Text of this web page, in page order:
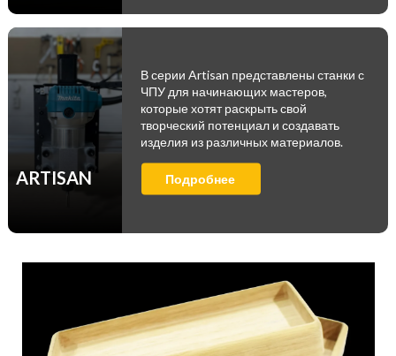
ARTISAN
В серии Artisan представлены станки с
ЧПУ для начинающих мастеров,
которые хотят раскрыть свой
творческий потенциал и создавать
изделия из различных материалов.
Подробнее